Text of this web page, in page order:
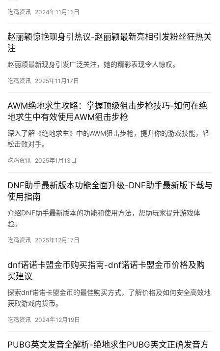
吃鸡资讯 2024年11月15日
赵丽颖惊艳现身引热议-赵丽颖最新亮相引发粉丝狂热关
注
赵丽颖最新现身引发广泛关注，她的精彩表现令人惊叹。
吃鸡资讯 2025年11月17日
AWM绝地求生攻略：掌握顶级狙击步枪技巧-如何在绝
地求生中有效使用AWM狙击步枪
深入了解《绝地求生》中的AWM狙击步枪，提升你的游戏技能，轻
松击败对手。
吃鸡资讯 2025年1月13日
DNF助手最新版本功能全面升级-DNF助手最新版下载与
使用指南
介绍DNF助手最新版本的功能和使用方法，帮助玩家提升游戏体
验。
吃鸡资讯 2025年12月17日
dnf诺诺卡盟金币购买指南-dnf诺诺卡盟金币价格及购
买建议
探索dnf诺诺卡盟金币的最佳购买方式，了解价格及如何安全高效地
获取游戏内货币。
吃鸡资讯 2024年12月19日
PUBG英文发音全解析-绝地求生PUBG英文正确发音方